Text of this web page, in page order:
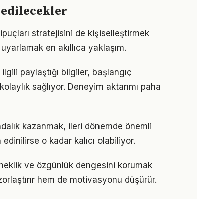
edilecekler
stratejisini de kişiselleştirmek
en akıllıca yaklaşım.
paylaştığı bilgiler, başlangıç
sağlıyor. Deneyim aktarımı paha
kazanmak, ileri dönemde önemli
o kadar kalıcı olabiliyor.
ve özgünlük dengesini korumak
hem de motivasyonu düşürür.